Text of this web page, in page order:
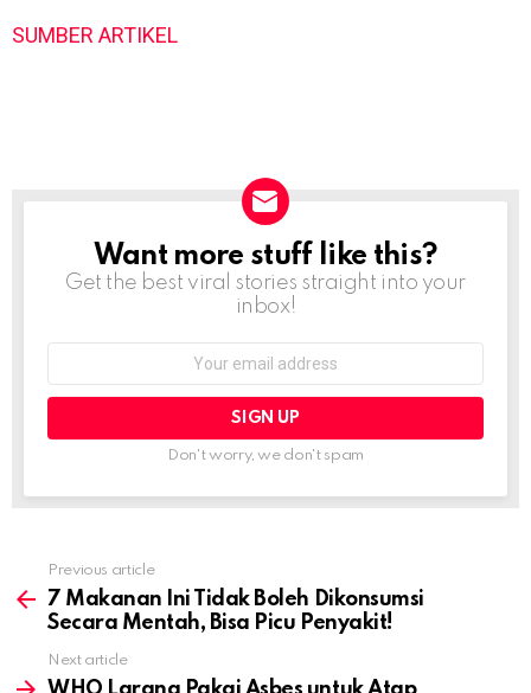
SUMBER ARTIKEL
NEWSLETTER
Want more stuff like this?
Get the best viral stories straight into your
inbox!
Don't worry, we don't spam
more
Previous article
7 Makanan Ini Tidak Boleh Dikonsumsi
Secara Mentah, Bisa Picu Penyakit!
Next article